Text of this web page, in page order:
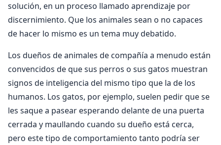
solución, en un proceso llamado aprendizaje por
discernimiento. Que los animales sean o no capaces
de hacer lo mismo es un tema muy debatido.
Los dueños de animales de compañía a menudo están
convencidos de que sus perros o sus gatos muestran
signos de inteligencia del mismo tipo que la de los
humanos. Los gatos, por ejemplo, suelen pedir que se
les saque a pasear esperando delante de una puerta
cerrada y maullando cuando su dueño está cerca,
pero este tipo de comportamiento tanto podría ser